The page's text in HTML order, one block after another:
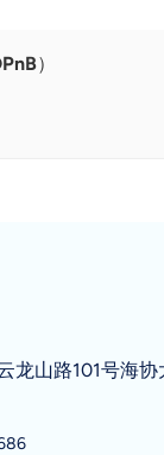
）
龙山路101号海协